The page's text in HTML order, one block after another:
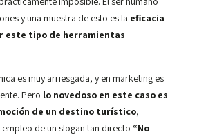
y una muestra de esto es la eficacia
este tipo de herramientas
es muy arriesgada, y en marketing es
Pero lo novedoso en este caso es
de un destino turístico,
de un slogan tan directo “No